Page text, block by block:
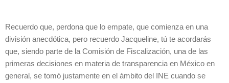
Recuerdo que, perdona que lo empate, que comienza en una
división anecdótica, pero recuerdo Jacqueline, tú te acordarás
que, siendo parte de la Comisión de Fiscalización, una de las
primeras decisiones en materia de transparencia en México en
general, se tomó justamente en el ámbito del INE cuando se